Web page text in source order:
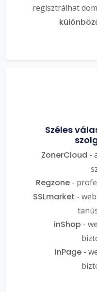
regisztrálhat
Széles
ZonerCloud -
Regzone -
SSLmarket -
inShop -
inPage-